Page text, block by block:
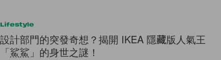
Lifestyle
設計部門的突發奇想？揭開 IKEA 隱藏版人氣王
「鯊鯊」的身世之謎！